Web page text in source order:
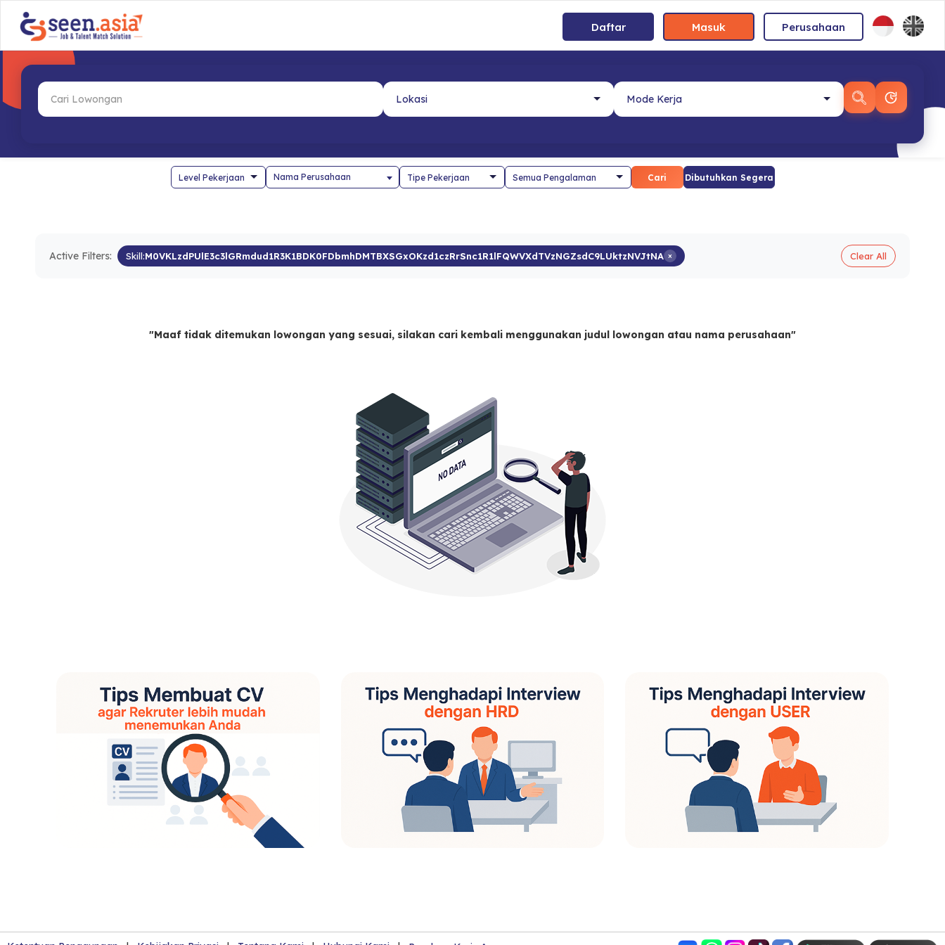
Daftar Masuk Perusahaan
Nama Perusahaan Cari Dibutuhkan Segera
Active Filters: Skill:M0VKLzdPUlE3c3lGRmdud1R3K1BDK0FDbmhDMTBXSGxOKzd1czRrSnc1R1lFQWVXdTVzNGZsdC9LUktzNVJtNA × Clear All
"Maaf tidak ditemukan lowongan yang sesuai, silakan cari kembali menggunakan judul lowongan atau nama perusahaan"